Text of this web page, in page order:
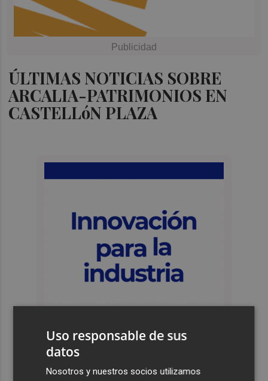
ÚLTIMAS NOTICIAS SOBRE
ARCALIA-PATRIMONIOS EN
CASTELLóN PLAZA
Últimas Noticias
Uso responsable de sus
datos
Nosotros y nuestros socios utilizamos